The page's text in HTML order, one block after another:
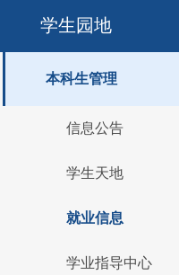
学生园地
本科生管理
信息公告
学生天地
就业信息
学业指导中心